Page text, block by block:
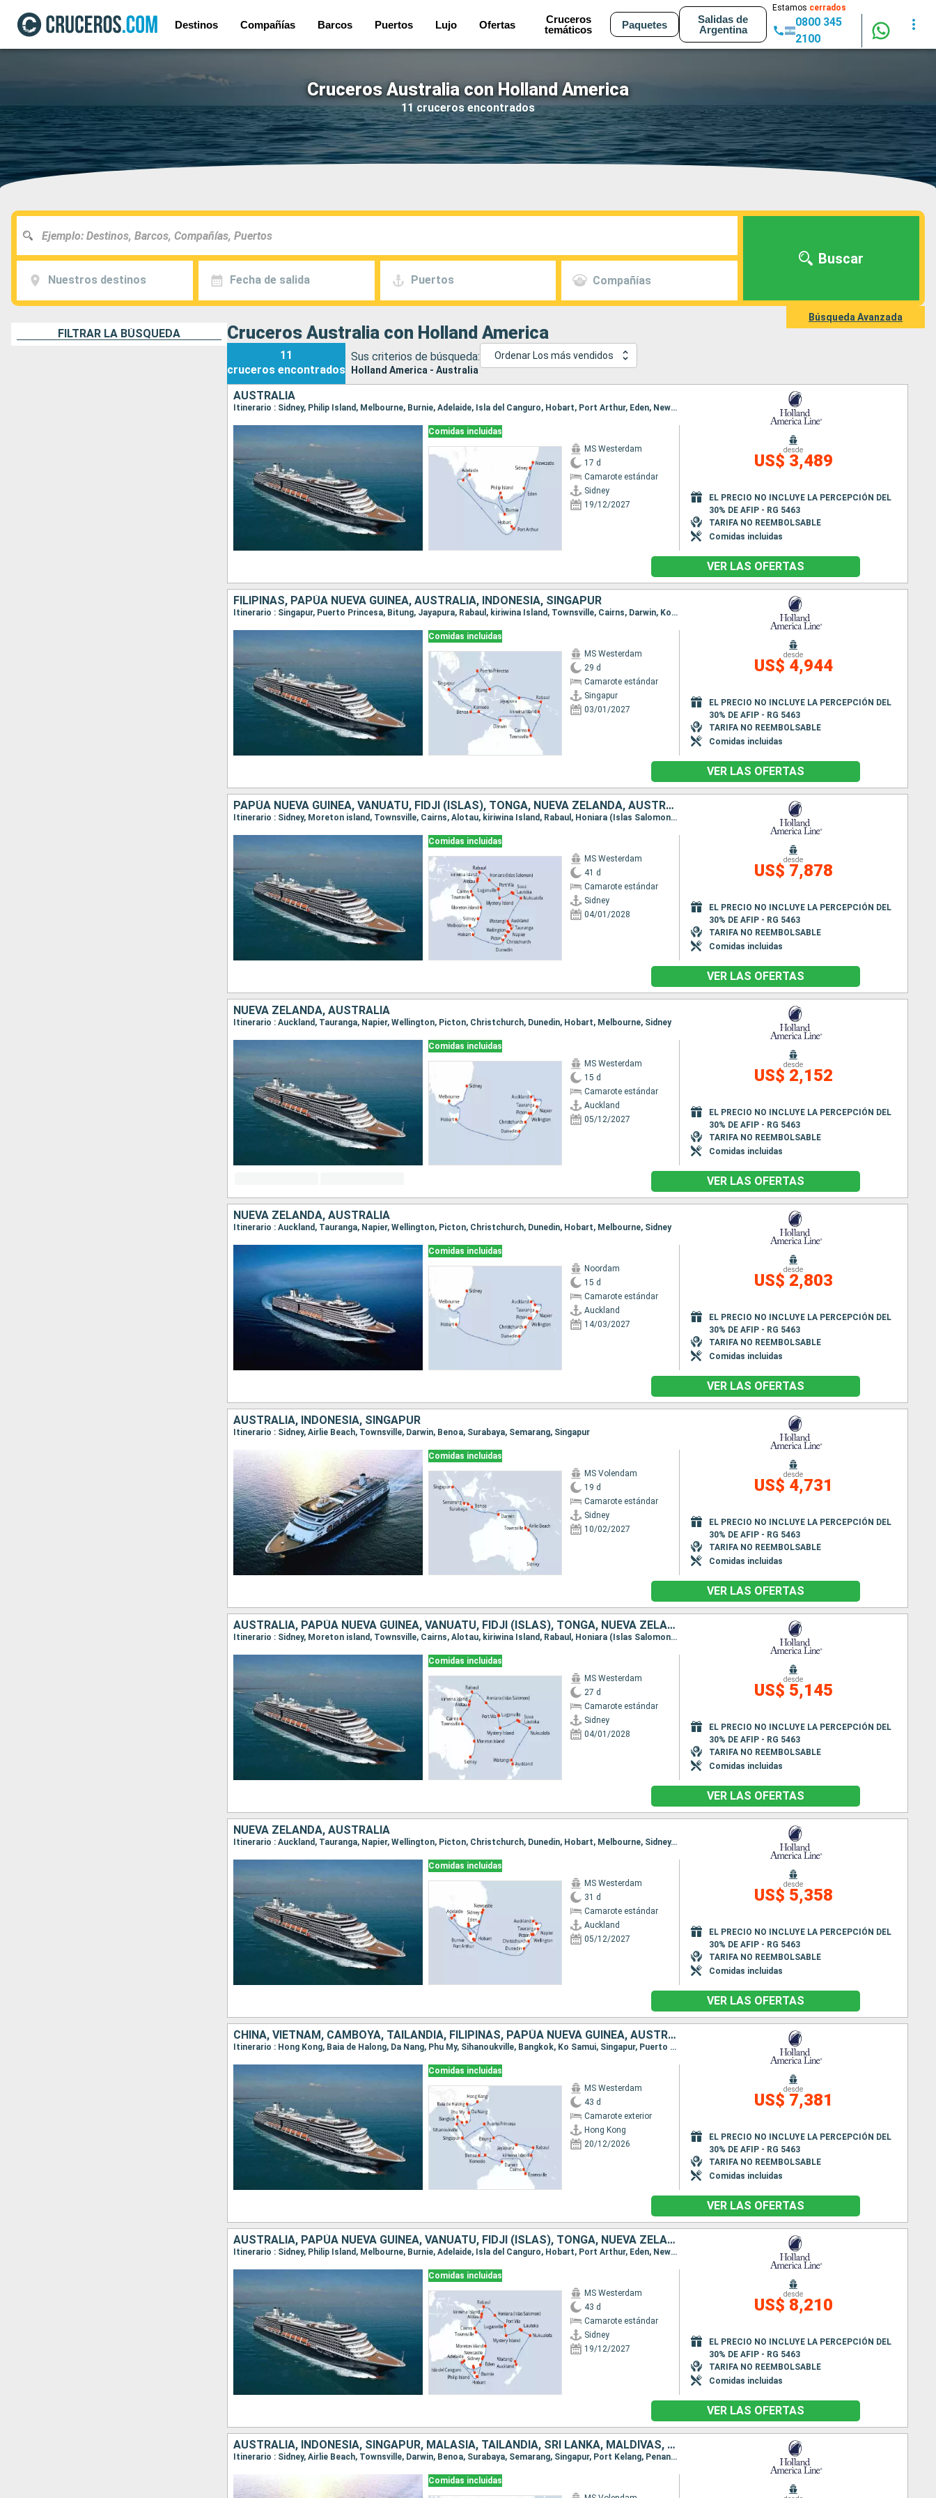
Destinos Compañías Barcos Puertos Lujo Ofertas
Cruceros
temáticos
Paquetes
Salidas de
Argentina
Estamos cerrados
0800 345
2100
Cruceros Australia con Holland America
11 cruceros encontrados
Nuestros destinos Fecha de salida Puertos Compañías
Buscar
Búsqueda Avanzada
FILTRAR LA BÚSQUEDA Cruceros Australia con Holland America
11
cruceros encontrados
Sus criterios de búsqueda:
Holland America - Australia
Ordenar Los más vendidos
AUSTRALIA
Itinerario : Sidney, Philip Island, Melbourne, Burnie, Adelaide, Isla del Canguro, Hobart, Port Arthur, Eden, Newcastle, Sidney
Comidas incluidas
MS Westerdam
17 d
Camarote estándar
Sidney
19/12/2027
desde
US$ 3,489
EL PRECIO NO INCLUYE LA PERCEPCIÓN DEL
30% DE AFIP - RG 5463
TARIFA NO REEMBOLSABLE
Comidas incluidas
VER LAS OFERTAS
FILIPINAS, PAPÚA NUEVA GUINEA, AUSTRALIA, INDONESIA, SINGAPUR
Itinerario : Singapur, Puerto Princesa, Bitung, Jayapura, Rabaul, kiriwina Island, Townsville, Cairns, Darwin, Komodo, Benoa, Singapur
Comidas incluidas
MS Westerdam
29 d
Camarote estándar
Singapur
03/01/2027
desde
US$ 4,944
EL PRECIO NO INCLUYE LA PERCEPCIÓN DEL
30% DE AFIP - RG 5463
TARIFA NO REEMBOLSABLE
Comidas incluidas
VER LAS OFERTAS
PAPÚA NUEVA GUINEA, VANUATU, FIDJI (ISLAS), TONGA, NUEVA ZELANDA, AUSTRALIA
Itinerario : Sidney, Moreton island, Townsville, Cairns, Alotau, kiriwina Island, Rabaul, Honiara (Islas Salomon), Luganville, Port Vila, Mystery Island, Lautoka, Suva, Nukualofa, Waitangi, Auckland, Tauranga, Napier, Wellington, Picton, Christchurch, Dunedin, Hobart, Melbourne, Sidney
Comidas incluidas
MS Westerdam
41 d
Camarote estándar
Sidney
04/01/2028
desde
US$ 7,878
EL PRECIO NO INCLUYE LA PERCEPCIÓN DEL
30% DE AFIP - RG 5463
TARIFA NO REEMBOLSABLE
Comidas incluidas
VER LAS OFERTAS
NUEVA ZELANDA, AUSTRALIA
Itinerario : Auckland, Tauranga, Napier, Wellington, Picton, Christchurch, Dunedin, Hobart, Melbourne, Sidney
Comidas incluidas
MS Westerdam
15 d
Camarote estándar
Auckland
05/12/2027
desde
US$ 2,152
EL PRECIO NO INCLUYE LA PERCEPCIÓN DEL
30% DE AFIP - RG 5463
TARIFA NO REEMBOLSABLE
Comidas incluidas
VER LAS OFERTAS
NUEVA ZELANDA, AUSTRALIA
Itinerario : Auckland, Tauranga, Napier, Wellington, Picton, Christchurch, Dunedin, Hobart, Melbourne, Sidney
Comidas incluidas
Noordam
15 d
Camarote estándar
Auckland
14/03/2027
desde
US$ 2,803
EL PRECIO NO INCLUYE LA PERCEPCIÓN DEL
30% DE AFIP - RG 5463
TARIFA NO REEMBOLSABLE
Comidas incluidas
VER LAS OFERTAS
AUSTRALIA, INDONESIA, SINGAPUR
Itinerario : Sidney, Airlie Beach, Townsville, Darwin, Benoa, Surabaya, Semarang, Singapur
Comidas incluidas
MS Volendam
19 d
Camarote estándar
Sidney
10/02/2027
desde
US$ 4,731
EL PRECIO NO INCLUYE LA PERCEPCIÓN DEL
30% DE AFIP - RG 5463
TARIFA NO REEMBOLSABLE
Comidas incluidas
VER LAS OFERTAS
AUSTRALIA, PAPÚA NUEVA GUINEA, VANUATU, FIDJI (ISLAS), TONGA, NUEVA ZELANDA
Itinerario : Sidney, Moreton island, Townsville, Cairns, Alotau, kiriwina Island, Rabaul, Honiara (Islas Salomon), Luganville, Port Vila, Mystery Island, Lautoka, Suva, Nukualofa, Waitangi, Auckland
Comidas incluidas
MS Westerdam
27 d
Camarote estándar
Sidney
04/01/2028
desde
US$ 5,145
EL PRECIO NO INCLUYE LA PERCEPCIÓN DEL
30% DE AFIP - RG 5463
TARIFA NO REEMBOLSABLE
Comidas incluidas
VER LAS OFERTAS
NUEVA ZELANDA, AUSTRALIA
Itinerario : Auckland, Tauranga, Napier, Wellington, Picton, Christchurch, Dunedin, Hobart, Melbourne, Sidney, Philip Island, Melbourne, Burnie, Adelaide, Isla del Canguro, Hobart, Port Arthur, Eden, Newcastle, Sidney
Comidas incluidas
MS Westerdam
31 d
Camarote estándar
Auckland
05/12/2027
desde
US$ 5,358
EL PRECIO NO INCLUYE LA PERCEPCIÓN DEL
30% DE AFIP - RG 5463
TARIFA NO REEMBOLSABLE
Comidas incluidas
VER LAS OFERTAS
CHINA, VIETNAM, CAMBOYA, TAILANDIA, FILIPINAS, PAPÚA NUEVA GUINEA, AUSTRALIA, INDONESIA, SINGAPUR
Itinerario : Hong Kong, Baia de Halong, Da Nang, Phu My, Sihanoukville, Bangkok, Ko Samui, Singapur, Puerto Princesa, Bitung, Jayapura, Rabaul, kiriwina Island, Townsville, Cairns, Darwin, Komodo, Benoa, Singapur
Comidas incluidas
MS Westerdam
43 d
Camarote exterior
Hong Kong
20/12/2026
desde
US$ 7,381
EL PRECIO NO INCLUYE LA PERCEPCIÓN DEL
30% DE AFIP - RG 5463
TARIFA NO REEMBOLSABLE
Comidas incluidas
VER LAS OFERTAS
AUSTRALIA, PAPÚA NUEVA GUINEA, VANUATU, FIDJI (ISLAS), TONGA, NUEVA ZELANDA
Itinerario : Sidney, Philip Island, Melbourne, Burnie, Adelaide, Isla del Canguro, Hobart, Port Arthur, Eden, Newcastle, Sidney, Moreton island, Townsville, Cairns, Alotau, kiriwina Island, Rabaul, Honiara (Islas Salomon), Luganville, Port Vila, Mystery Island, Lautoka, Suva, Nukualofa, Waitangi, Auckland
Comidas incluidas
MS Westerdam
43 d
Camarote estándar
Sidney
19/12/2027
desde
US$ 8,210
EL PRECIO NO INCLUYE LA PERCEPCIÓN DEL
30% DE AFIP - RG 5463
TARIFA NO REEMBOLSABLE
Comidas incluidas
VER LAS OFERTAS
AUSTRALIA, INDONESIA, SINGAPUR, MALASIA, TAILANDIA, SRI LANKA, MALDIVAS, MAURICE, FRANCIA, SUDAFRICA
Itinerario : Sidney, Airlie Beach, Townsville, Darwin, Benoa, Surabaya, Semarang, Singapur, Port Kelang, Penang, Phuket, Hambantota, Colombo, Male, Ile Maurice, La possession, Puerto Elizabeth, Ciudad del Cabo
Comidas incluidas